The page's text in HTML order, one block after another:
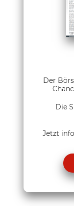
Der
Die
Jetzt